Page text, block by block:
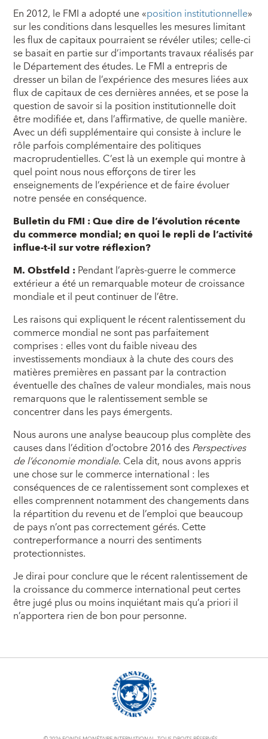
En 2012, le FMI a adopté une «position institutionnelle»
sur les conditions dans lesquelles les mesures limitant
les flux de capitaux pourraient se révéler utiles; celle-ci
se basait en partie sur d’importants travaux réalisés par
le Département des études. Le FMI a entrepris de
dresser un bilan de l’expérience des mesures liées aux
flux de capitaux de ces dernières années, et se pose la
question de savoir si la position institutionnelle doit
être modifiée et, dans l’affirmative, de quelle manière.
Avec un défi supplémentaire qui consiste à inclure le
rôle parfois complémentaire des politiques
macroprudentielles. C’est là un exemple qui montre à
quel point nous nous efforçons de tirer les
enseignements de l’expérience et de faire évoluer
notre pensée en conséquence.
Bulletin du FMI : Que dire de l’évolution récente
du commerce mondial; en quoi le repli de l’activité
influe-t-il sur votre réflexion?
M. Obstfeld :Pendant l’après-guerre le commerce
extérieur a été un remarquable moteur de croissance
mondiale et il peut continuer de l’être.
Les raisons qui expliquent le récent ralentissement du
commerce mondial ne sont pas parfaitement
comprises : elles vont du faible niveau des
investissements mondiaux à la chute des cours des
matières premières en passant par la contraction
éventuelle des chaînes de valeur mondiales, mais nous
remarquons que le ralentissement semble se
concentrer dans les pays émergents.
Nous aurons une analyse beaucoup plus complète des
causes dans l’édition d’octobre 2016 desPerspectives
de l’économie mondiale. Cela dit, nous avons appris
une chose sur le commerce international : les
conséquences de ce ralentissement sont complexes et
elles comprennent notamment des changements dans
la répartition du revenu et de l’emploi que beaucoup
de pays n’ont pas correctement gérés. Cette
contreperformance a nourri des sentiments
protectionnistes.
Je dirai pour conclure que le récent ralentissement de
la croissance du commerce international peut certes
être jugé plus ou moins inquiétant mais qu’a priori il
n’apportera rien de bon pour personne.